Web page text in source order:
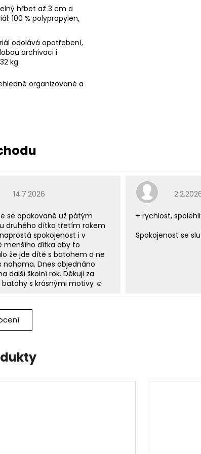
hřbet až 3 cm a
100 % polypropylen,
odolává opotřebení,
archivaci i
kg.
organizované a
Hodnocení obchodu je 5 z 5 hvězdiček.
14.7.2026
se opakovaně už pátým
druhého dítka třetím rokem
spokojenost i v
menšího dítka aby to
že jde dítě s batohem a ne
nohama. Dnes objednáno
další školní rok. Děkuji za
batohy s krásnými motivy ☺️
+ rychlost,
Spokojenost se